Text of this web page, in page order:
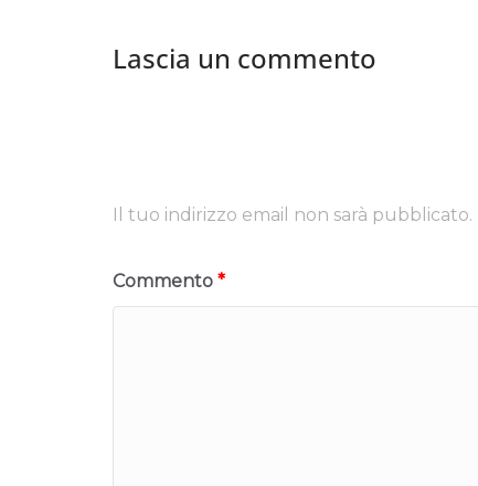
Lascia un commento
Il tuo indirizzo email non sarà pubblicato.
Commento *